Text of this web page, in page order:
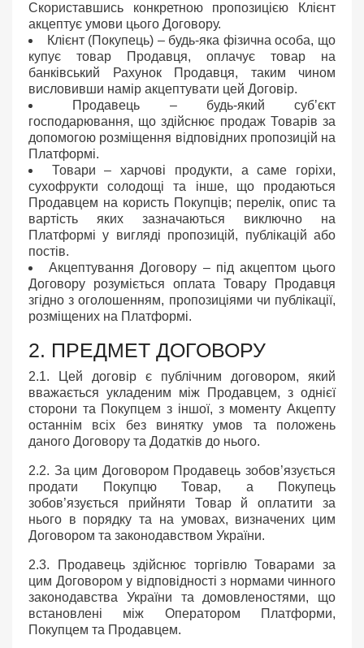
Скориставшись конкретною пропозицією Клієнт
акцептує умови цього Договору.
Клієнт (Покупець) – будь-яка фізична особа, що
купує товар Продавця, оплачує товар на
банківський Рахунок Продавця, таким чином
висловивши намір акцептувати цей Договір.
Продавець – будь-який субʼєкт
господарювання, що здійснює продаж Товарів за
допомогою розміщення відповідних пропозицій на
Платформі.
Товари – харчові продукти, а саме горіхи,
сухофрукти солодощі та інше, що продаються
Продавцем на користь Покупців; перелік, опис та
вартість яких зазначаються виключно на
Платформі у вигляді пропозицій, публікацій або
постів.
Акцептування Договору – під акцептом цього
Договору розуміється оплата Товару Продавця
згідно з оголошенням, пропозиціями чи публікації,
розміщених на Платформі.
2. ПРЕДМЕТ ДОГОВОРУ
2.1. Цей договір є публічним договором, який
вважається укладеним між Продавцем, з однієї
сторони та Покупцем з іншої, з моменту Акцепту
останнім всіх без винятку умов та положень
даного Договору та Додатків до нього.
2.2. За цим Договором Продавець зобов’язується
продати Покупцю Товар, а Покупець
зобов’язується прийняти Товар й оплатити за
нього в порядку та на умовах, визначених цим
Договором та законодавством України.
2.3. Продавець здійснює торгівлю Товарами за
цим Договором у відповідності з нормами чинного
законодавства України та домовленостями, що
встановлені між Оператором Платформи,
Покупцем та Продавцем.